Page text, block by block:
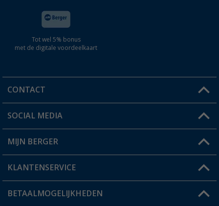
Tot wel 5% bonus
met de digitale voordeelkaart
CONTACT
Een vraag?
Winkel vinden
SOCIAL MEDIA
MIJN BERGER
Mijn account
Status bestelling
KLANTENSERVICE
FAQ & Contact
BETAALMOGELIJKHEDEN